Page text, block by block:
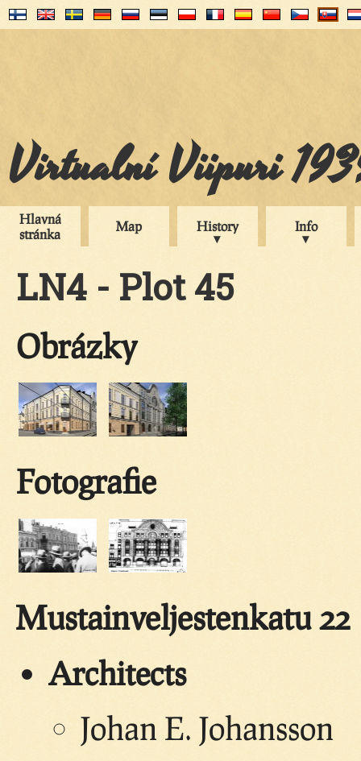
Virtualní Viipuri
Hlavná
stránka
Map History Info
LN4 - Plot 45
Obrázky
Fotografie
Mustainveljestenkatu 22
Architects
Johan E. Johansson